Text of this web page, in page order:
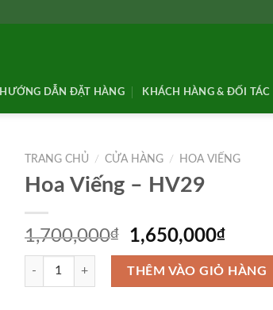
HƯỚNG DẪN ĐẶT HÀNG KHÁCH HÀNG & ĐỐI TÁC
TRANG CHỦ / CỬA HÀNG / HOA VIẾNG
Hoa Viếng – HV29
1,700,000₫
Giá
gốc
là:
1,700,000₫.
1,650,000₫Giá
hiện
tại
là:
Hoa Viếng - HV29 số lượng
THÊM VÀO GIỎ HÀNG